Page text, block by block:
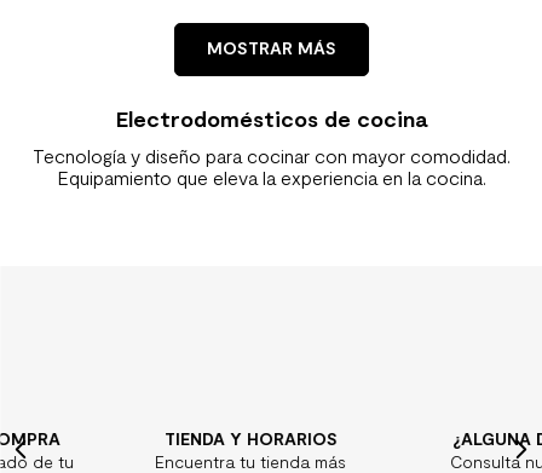
MOSTRAR MÁS
Electrodomésticos de cocina
Tecnología y diseño para cocinar con mayor comodidad.
Equipamiento que eleva la experiencia en la cocina.
TIENDA Y HORARIOS
Encuentra tu tienda más
¿ALGUNA DUDA?
Consulta nuestras